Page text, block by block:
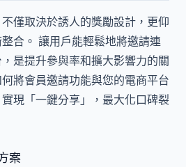
僅取決於誘人的獎勵設計，更仰
合。 讓用戶能輕鬆地將邀請連
是提升參與率和擴大影響力的關
將會員邀請功能與您的電商平台
現「一鍵分享」，最大化口碑裂
案